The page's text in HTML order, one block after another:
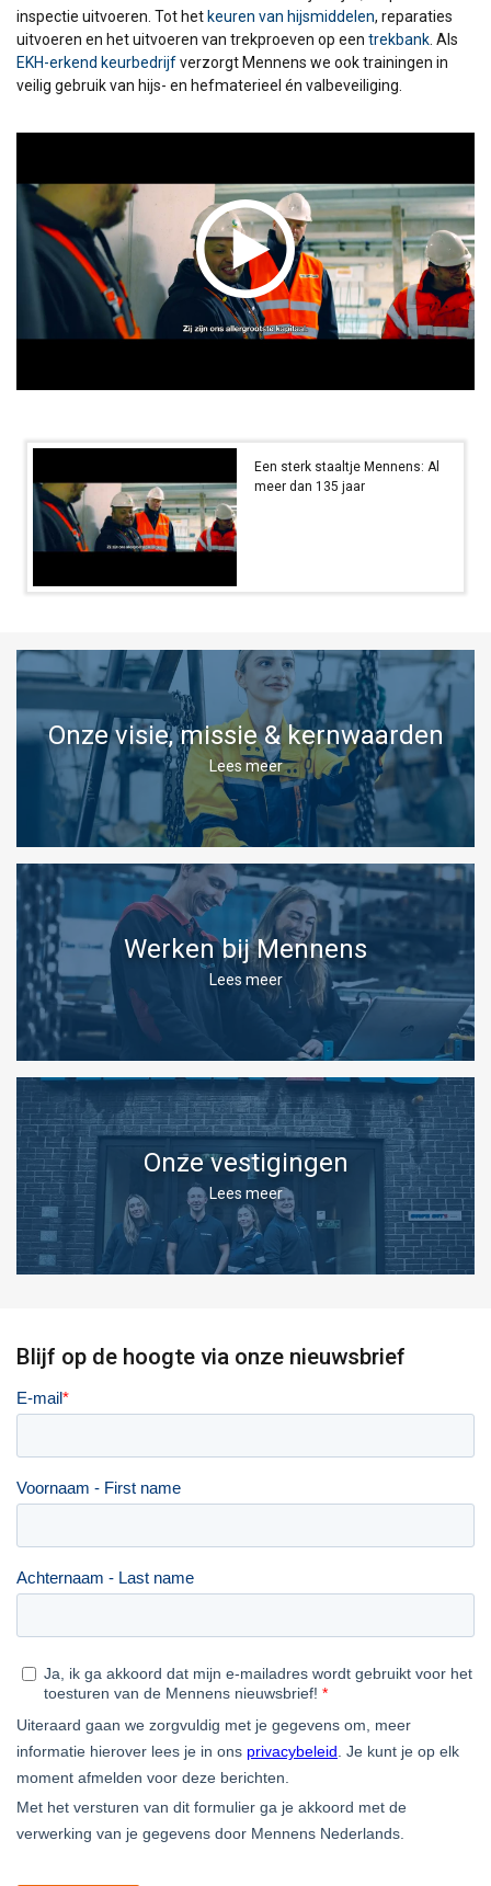
inspectie uitvoeren. Tot het keuren van hijsmiddelen, reparaties
uitvoeren en het uitvoeren van trekproeven op een trekbank. Als
EKH-erkend keurbedrijfverzorgt Mennens we ook trainingen in
veilig gebruik van hijs- en hefmaterieel én valbeveiliging.
Een sterk staaltje Mennens: Al
meer dan 135 jaar
Onze visie, missie & kernwaarden
Lees meer
Werken bij Mennens
Lees meer
Onze vestigingen
Lees meer
Blijf op de hoogte via onze nieuwsbrief